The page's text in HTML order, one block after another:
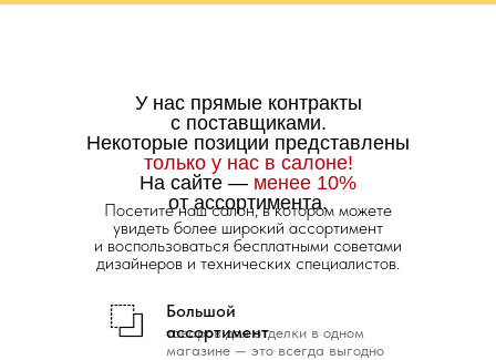
товаров для отделки в одном
магазине — это всегда выгодно
Большой
ассортимент
У нас прямые контракты
с поставщиками.
Некоторые позиции представлены
только у нас в салоне!
На сайте — менее 10%
от ассортимента.
Посетите наш салон, в котором можете
увидеть более широкий ассортимент
и воспользоваться бесплатными советами
дизайнеров и технических специалистов.